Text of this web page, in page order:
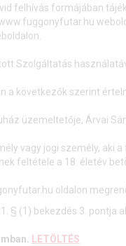
felhívás formájában
Szolgáltatás
a következők szerint
üzemeltetője, Árvai
vagy jogi személy,
feltétele a 18. életév
oldalon
§ (1) bekezdés 3. pontja
LETÖLTÉS